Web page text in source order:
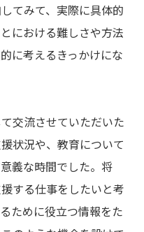
てみて、実際に具体的
における難しさや方法
に考えるきっかけにな
交流させていただいた
状況や、教育について
義な時間でした。将
する仕事をしたいと考
ために役立つ情報をた